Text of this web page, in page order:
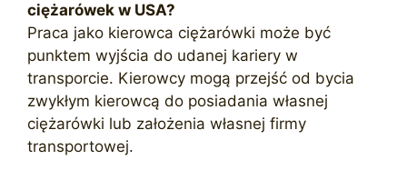
ciężarówek w USA?
Praca jako kierowca ciężarówki może być
punktem wyjścia do udanej kariery w
transporcie. Kierowcy mogą przejść od bycia
zwykłym kierowcą do posiadania własnej
ciężarówki lub założenia własnej firmy
transportowej.